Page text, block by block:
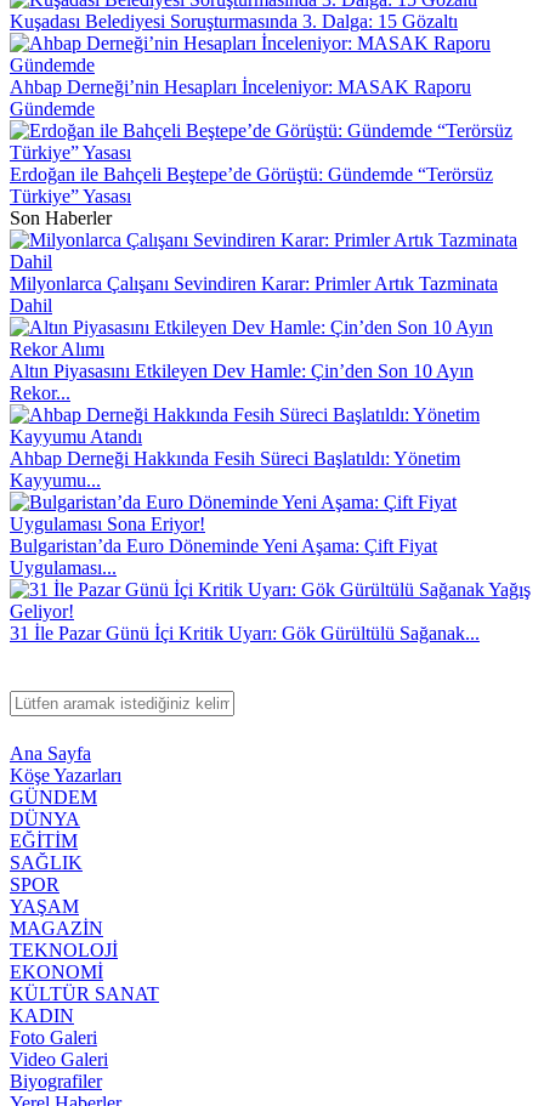
Kuşadası Belediyesi Soruşturmasında 3. Dalga: 15 Gözaltı
Ahbap Derneği’nin Hesapları İnceleniyor: MASAK Raporu
Gündemde
Erdoğan ile Bahçeli Beştepe’de Görüştü: Gündemde “Terörsüz
Türkiye” Yasası
Son Haberler
Milyonlarca Çalışanı Sevindiren Karar: Primler Artık Tazminata
Dahil
Altın Piyasasını Etkileyen Dev Hamle: Çin’den Son 10 Ayın
Rekor...
Ahbap Derneği Hakkında Fesih Süreci Başlatıldı: Yönetim
Kayyumu...
Bulgaristan’da Euro Döneminde Yeni Aşama: Çift Fiyat
Uygulaması...
31 İle Pazar Günü İçi Kritik Uyarı: Gök Gürültülü Sağanak...
Ana Sayfa
Köşe Yazarları
GÜNDEM
DÜNYA
EĞİTİM
SAĞLIK
SPOR
YAŞAM
MAGAZİN
TEKNOLOJİ
EKONOMİ
KÜLTÜR SANAT
KADIN
Foto Galeri
Video Galeri
Biyografiler